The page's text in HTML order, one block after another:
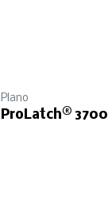
Plano
ProLatch®